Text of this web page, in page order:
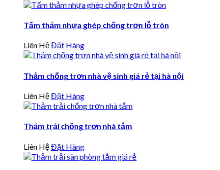
Tấm thảm nhựa ghép chống trơn lỗ tròn
Liên HệĐặt Hàng
Thảm chống trơn nhà vệ sinh giá rẻ tại hà nội
Liên HệĐặt Hàng
Thảm trải chống trơn nhà tắm
Liên HệĐặt Hàng